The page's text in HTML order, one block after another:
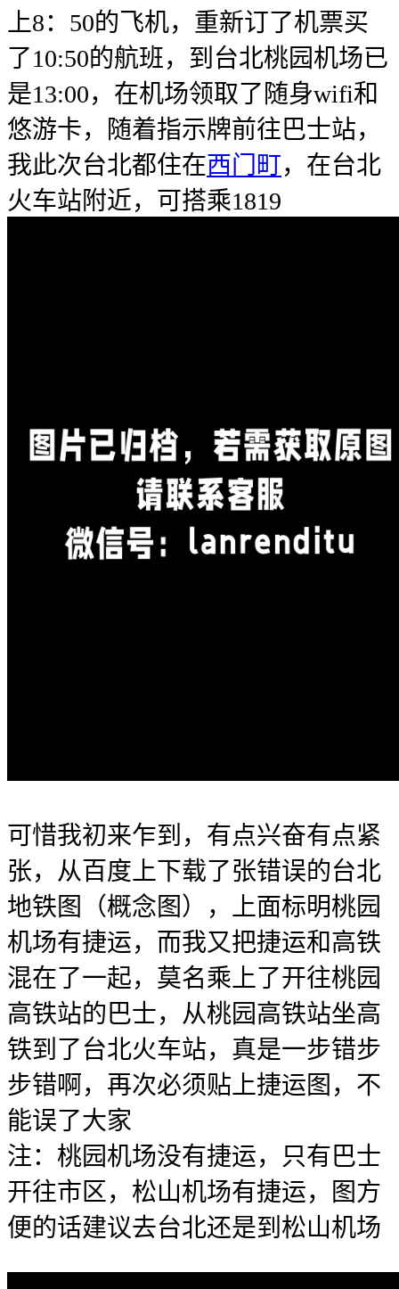
上8：50的飞机，重新订了机票买
了10:50的航班，到台北桃园机场已
是13:00，在机场领取了随身wifi和
悠游卡，随着指示牌前往巴士站，
我此次台北都住在西门町，在台北
火车站附近，可搭乘1819
可惜我初来乍到，有点兴奋有点紧
张，从百度上下载了张错误的台北
地铁图（概念图），上面标明桃园
机场有捷运，而我又把捷运和高铁
混在了一起，莫名乘上了开往桃园
高铁站的巴士，从桃园高铁站坐高
铁到了台北火车站，真是一步错步
步错啊，再次必须贴上捷运图，不
能误了大家
注：桃园机场没有捷运，只有巴士
开往市区，松山机场有捷运，图方
便的话建议去台北还是到松山机场